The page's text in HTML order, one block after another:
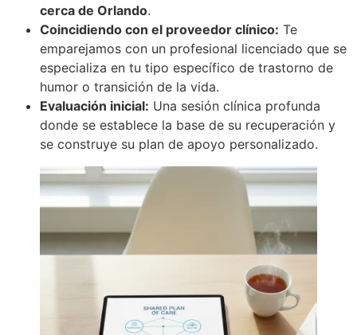
cerca de Orlando.
Coincidiendo con el proveedor clínico: Te
emparejamos con un profesional licenciado que se
especializa en tu tipo específico de trastorno de
humor o transición de la vida.
Evaluación inicial: Una sesión clínica profunda
donde se establece la base de su recuperación y
se construye su plan de apoyo personalizado.